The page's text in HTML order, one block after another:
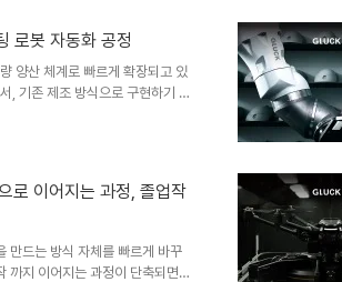
로봇 자동화 공정
양산 체계로 빠르게 확장되고 있
, 기존 제조 방식으로 구현하기 어
경이 마련되고 있습니다. 하지만
하고 있습니다. 품질을 결정하는
듬는 샌딩과 색을 입히는 도색을
로 이어지는 과정, 졸업작
만드는 방식 자체를 빠르게 바꾸
까지 이어지는 과정이 단축되면